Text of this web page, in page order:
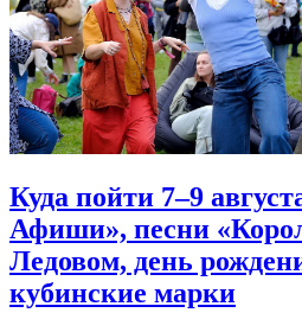
Куда пойти 7–9
Афиши», песни
Ледовом, день
кубинские марки